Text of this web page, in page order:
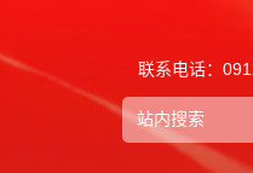
联系电话：